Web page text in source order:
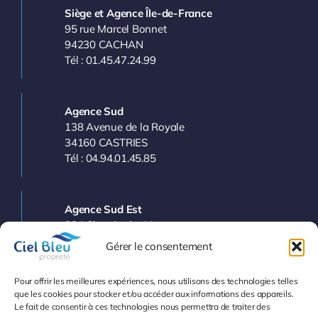
Gérer le consentement
Pour offrir les meilleures expériences, nous utilisons des technologies telles
que les cookies pour stocker et/ou accéder aux informations des appareils.
Le fait de consentir à ces technologies nous permettra de traiter des
Siège et Agence Île-de-France
95 rue Marcel Bonnet
94230 CACHAN
Tél : 01.45.47.24.99
Agence Sud
138 Avenue de la Royale
34160 CASTRIES
Tél : 04.94.01.45.85
Agence Sud Est
224 Chemin des Vergers
83143 LE VAL
Tél : 04.94.77.11.03